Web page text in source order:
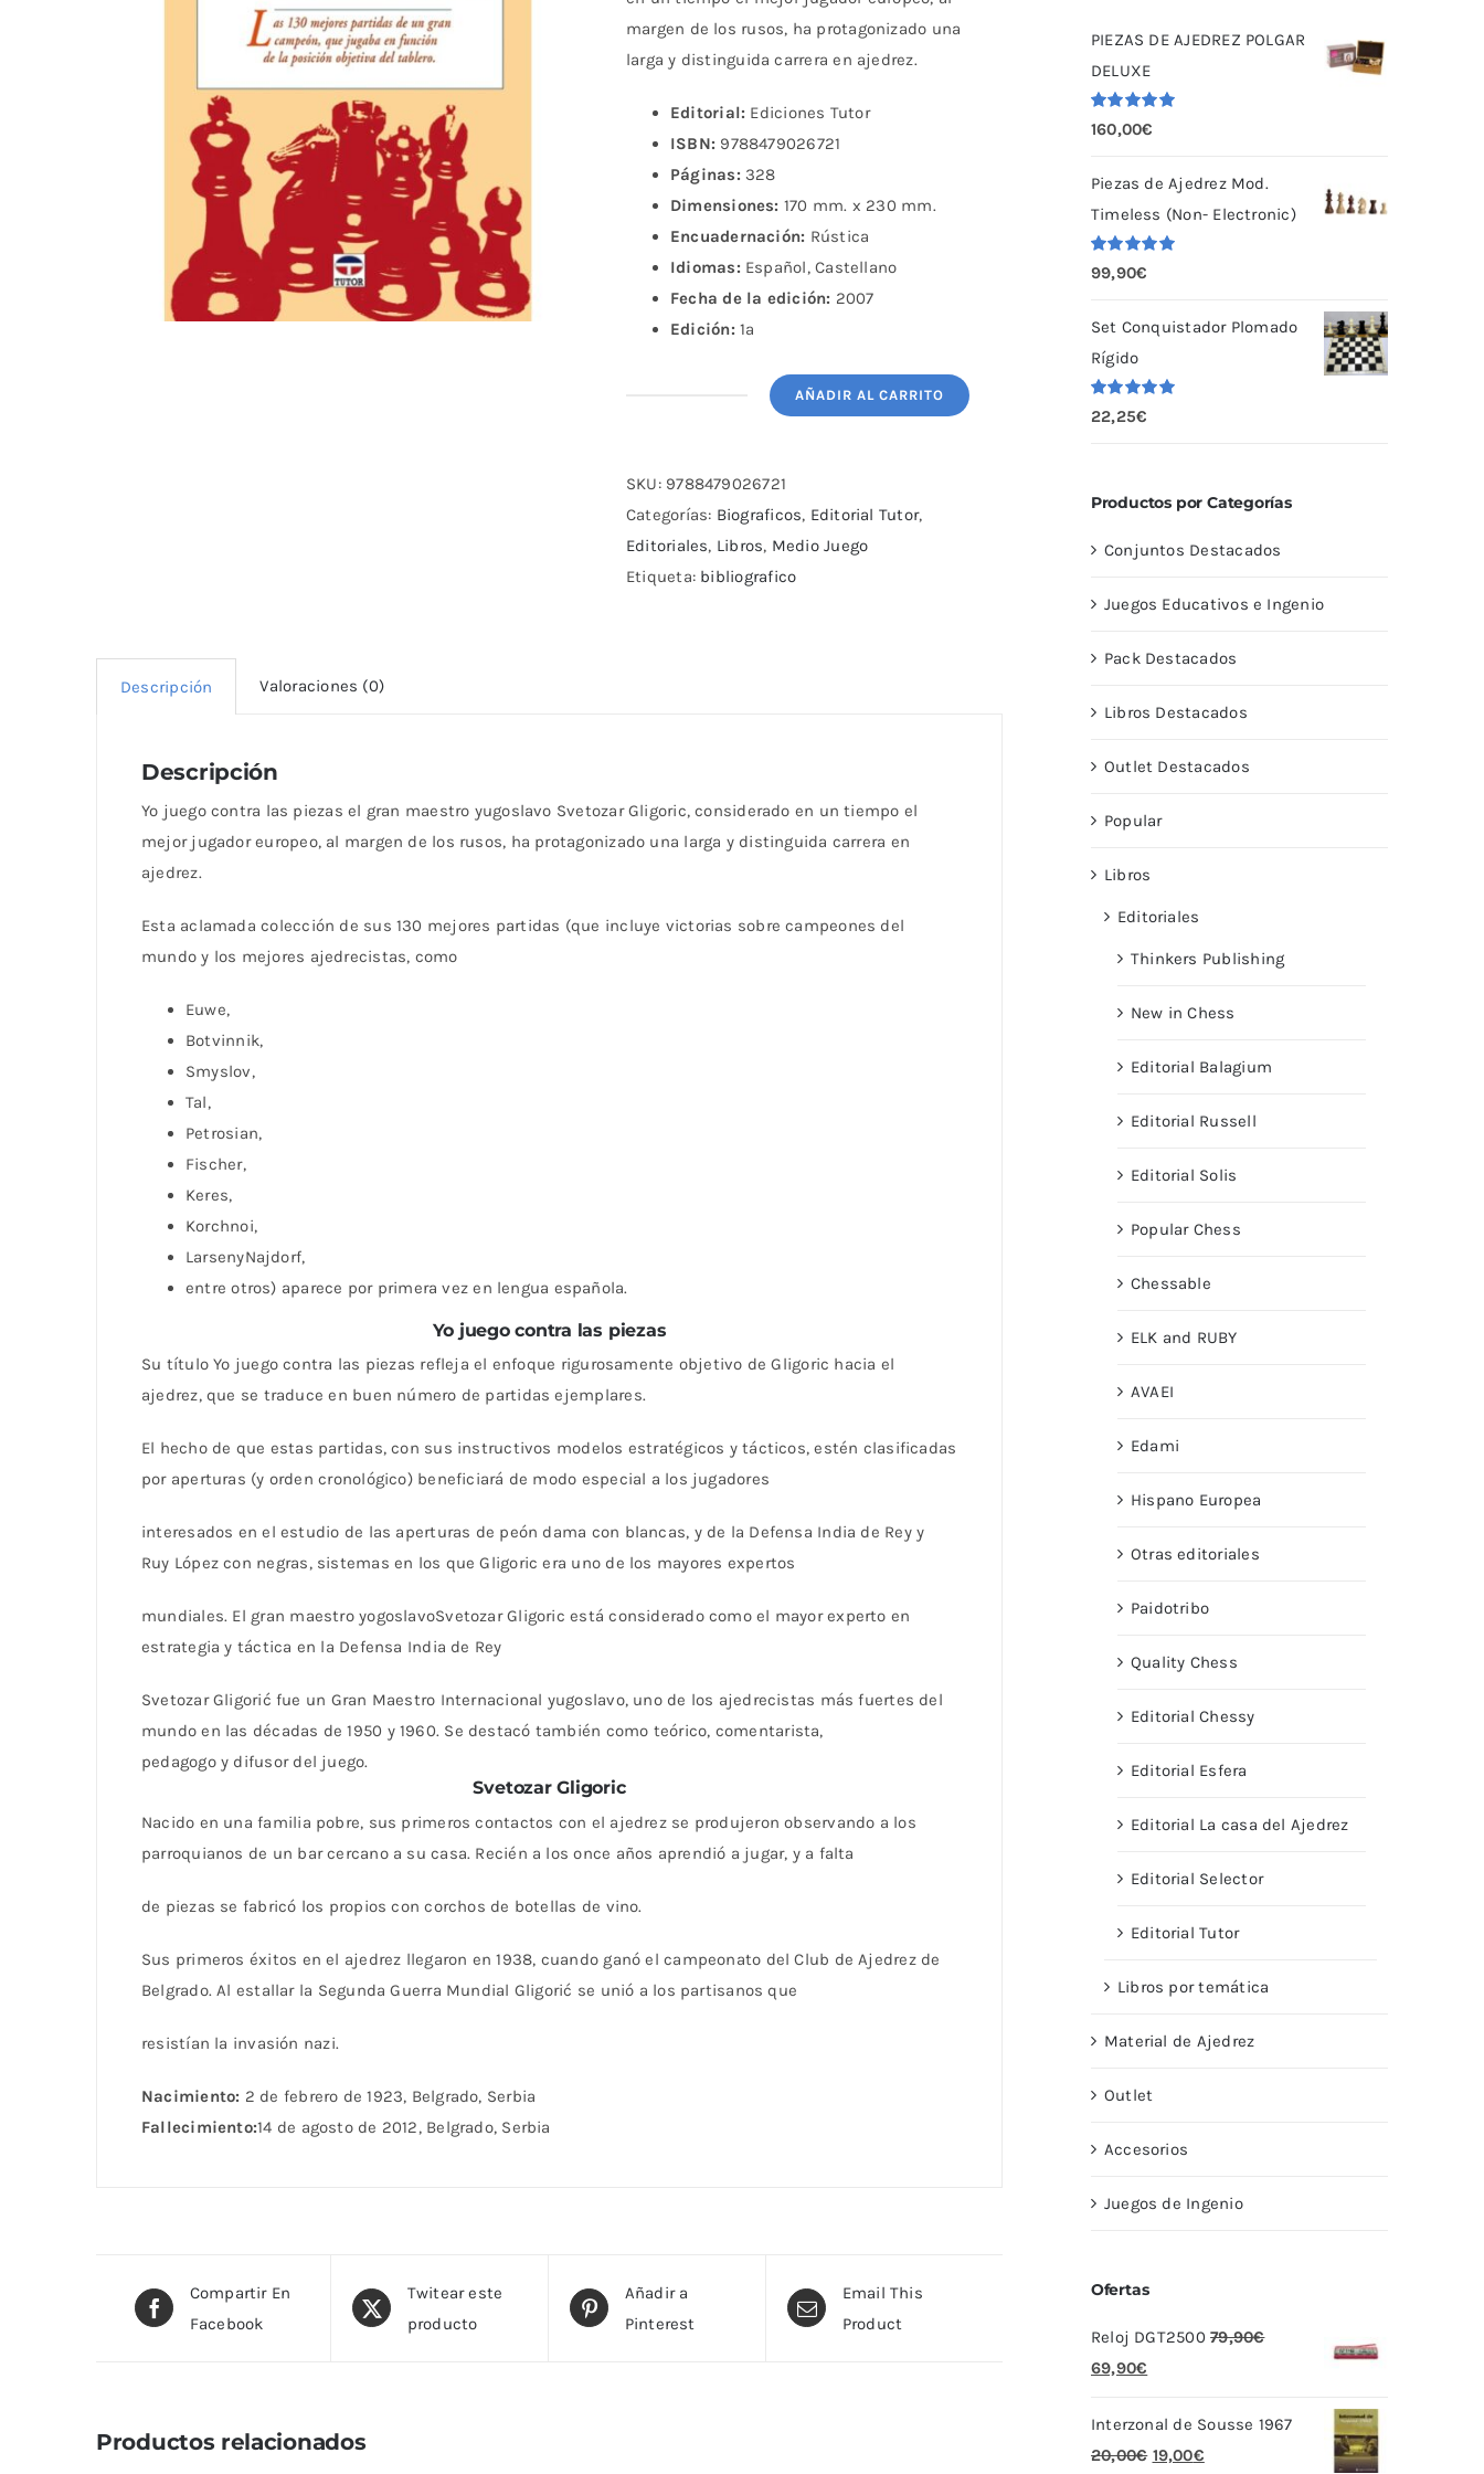
margen de los rusos, ha protagonizado una
larga y distinguida carrera en ajedrez.
Editorial: Ediciones Tutor
ISBN: 9788479026721
Páginas: 328
Dimensiones: 170 mm. x 230 mm.
Encuadernación: Rústica
Idiomas: Español, Castellano
Fecha de la edición: 2007
Edición: 1ª
las
AÑADIR AL CARRITO
SKU: 9788479026721
Categorías: Biograficos, Editorial Tutor,
Editoriales, Libros, Medio Juego
Etiqueta: bibliografico
Descripción Valoraciones (0)
Descripción
Yo juego contra las piezas el gran maestro yugoslavo Svetozar Gligoric, considerado en un tiempo el
mejor jugador europeo, al margen de los rusos, ha protagonizado una larga y distinguida carrera en
ajedrez.
Esta aclamada colección de sus 130 mejores partidas (que incluye victorias sobre campeones del
mundo y los mejores ajedrecistas, como
Euwe,
Botvinnik,
Smyslov,
Tal,
Petrosian,
Fischer,
Keres,
Korchnoi,
LarsenyNajdorf,
entre otros) aparece por primera vez en lengua española.
Yo juego contra las piezas
Su título Yo juego contra las piezas refleja el enfoque rigurosamente objetivo de Gligoric hacia el
ajedrez, que se traduce en buen número de partidas ejemplares.
El hecho de que estas partidas, con sus instructivos modelos estratégicos y tácticos, estén clasificadas
por aperturas (y orden cronológico) beneficiará de modo especial a los jugadores
interesados en el estudio de las aperturas de peón dama con blancas, y de la Defensa India de Rey y
Ruy López con negras, sistemas en los que Gligoric era uno de los mayores expertos
mundiales. El gran maestro yogoslavoSvetozar Gligoric está considerado como el mayor experto en
estrategia y táctica en la Defensa India de Rey
Svetozar Gligorić fue un Gran Maestro Internacional yugoslavo, uno de los ajedrecistas más fuertes del
mundo en las décadas de 1950 y 1960. Se destacó también como teórico, comentarista,
pedagogo y difusor del juego.
Svetozar Gligoric
Nacido en una familia pobre, sus primeros contactos con el ajedrez se produjeron observando a los
parroquianos de un bar cercano a su casa. Recién a los once años aprendió a jugar, y a falta
de piezas se fabricó los propios con corchos de botellas de vino.
Sus primeros éxitos en el ajedrez llegaron en 1938, cuando ganó el campeonato del Club de Ajedrez de
Belgrado. Al estallar la Segunda Guerra Mundial Gligorić se unió a los partisanos que
resistían la invasión nazi.
Nacimiento: 2 de febrero de 1923, Belgrado, Serbia
Fallecimiento:14 de agosto de 2012, Belgrado, Serbia
Compartir En
Facebook
Twitear este
producto
Añadir a
Pinterest
Email This
Product
Productos relacionados
PIEZAS DE AJEDREZ POLGAR
DELUXE
Valorado
con 5.00
160,00€
Piezas de Ajedrez Mod.
Timeless (Non- Electronic)
Valorado
con 5.00
99,90€
Set Conquistador Plomado
Rígido
Valorado
con
5.00
22,25€
Productos por Categorías
Conjuntos Destacados
Juegos Educativos e Ingenio
Pack Destacados
Libros Destacados
Outlet Destacados
Popular
Libros
Editoriales
Thinkers Publishing
New in Chess
Editorial Balagium
Editorial Russell
Editorial Solis
Popular Chess
Chessable
ELK and RUBY
AVAEI
Edami
Hispano Europea
Otras editoriales
Paidotribo
Quality Chess
Editorial Chessy
Editorial Esfera
Editorial La casa del Ajedrez
Editorial Selector
Editorial Tutor
Libros por temática
Material de Ajedrez
Outlet
Accesorios
Juegos de Ingenio
Ofertas
Reloj DGT2500 79,90€
El
original
era:
69,90€
actual
es:
Interzonal de Sousse 1967
20,00€ El
19,00€El